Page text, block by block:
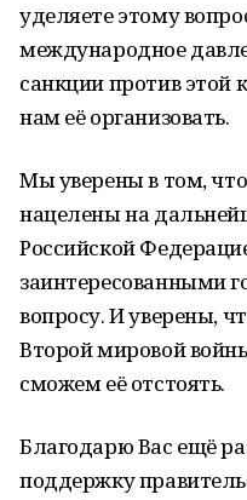
уделяете этому
международное
санкции против этой
нам её организовать.
Мы уверены в том,
нацелены на
Российской
заинтересованными
вопросу. И уверены,
Второй мировой
сможем её отстоять.
Благодарю Вас ещё
поддержку